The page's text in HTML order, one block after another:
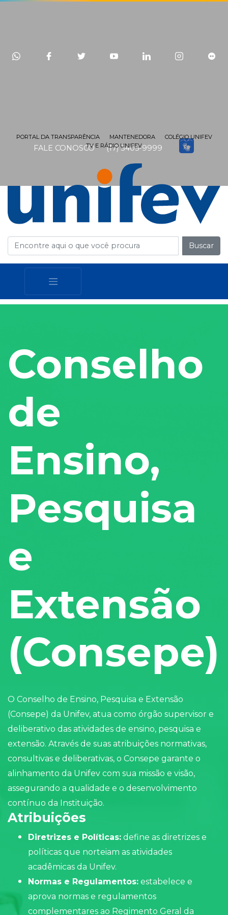
FALE CONOSCO (17) 3405-9999
PORTAL DA TRANSPARÊNCIA MANTENEDORA
COLÉGIO UNIFEV
TV E RÁDIO UNIFEV
Buscar
Conselho
de
Ensino,
Pesquisa
e
Extensão
(Consepe)
O Conselho de Ensino, Pesquisa e Extensão
(Consepe) da Unifev, atua como órgão supervisor e
deliberativo das atividades de ensino, pesquisa e
extensão. Através de suas atribuições normativas,
consultivas e deliberativas, o Consepe garante o
alinhamento da Unifev com sua missão e visão,
assegurando a qualidade e o desenvolvimento
contínuo da Instituição.
Atribuições
Diretrizes e Políticas: define as diretrizes e
políticas que norteiam as atividades
acadêmicas da Unifev.
Normas e Regulamentos: estabelece e
aprova normas e regulamentos
complementares ao Regimento Geral da